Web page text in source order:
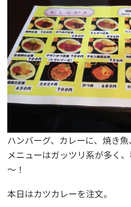
ハンバーグ、カレーに、焼き魚
メニューはガッツリ系が多く
～！
本日はカツカレーを注文。